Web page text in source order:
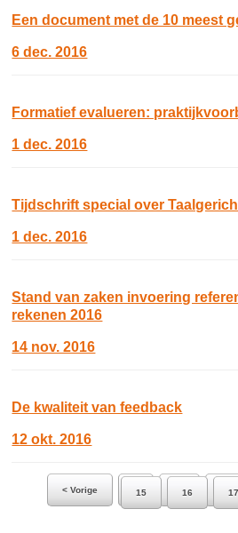
Een document met de 10 meest
6 dec. 2016
Formatief evalueren:
1 dec. 2016
Tijdschrift special over
1 dec. 2016
Stand van zaken invoering
rekenen 2016
14 nov. 2016
De kwaliteit van feedback
12 okt. 2016
< Vorige
9 10 11
15 16 17